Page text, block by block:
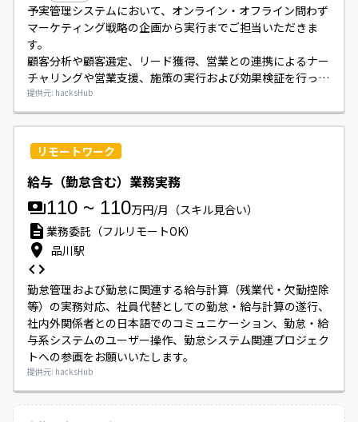
予実管理システムにおいて、オンライン・オフライン問わず
マーケティング戦略の企画から実行までご担当いただきま
す。
顧客分析や顧客選定、リード獲得、営業との連携によるナー
チャリングや営業支援、施策の実行および効果検証を行って
いただきます。
アクセス解析ツールやSQL・BIツール等を用いた数値分析に
基づく戦略立案や、チーム間のプロジェクト連携、全体予算
の策定・管理もお願いいたします。
提供元: hacksHub
リモートワーク
給与（勤怠含む）業務実務
110 ~ 110万円/月 （スキル見合い）
業務委託（フルリモートOK）
品川駅
勤怠管理および勤怠に関連する給与計算（残業代・欠勤控除
等）の実務対応、社員代替としての勤怠・給与計算の遂行、
社内外関係者との日本語でのコミュニケーション、勤怠・給
与系システムのユーザー操作、勤怠システム関連プロジェク
トへの参画をお願いいたします。
提供元: hacksHub